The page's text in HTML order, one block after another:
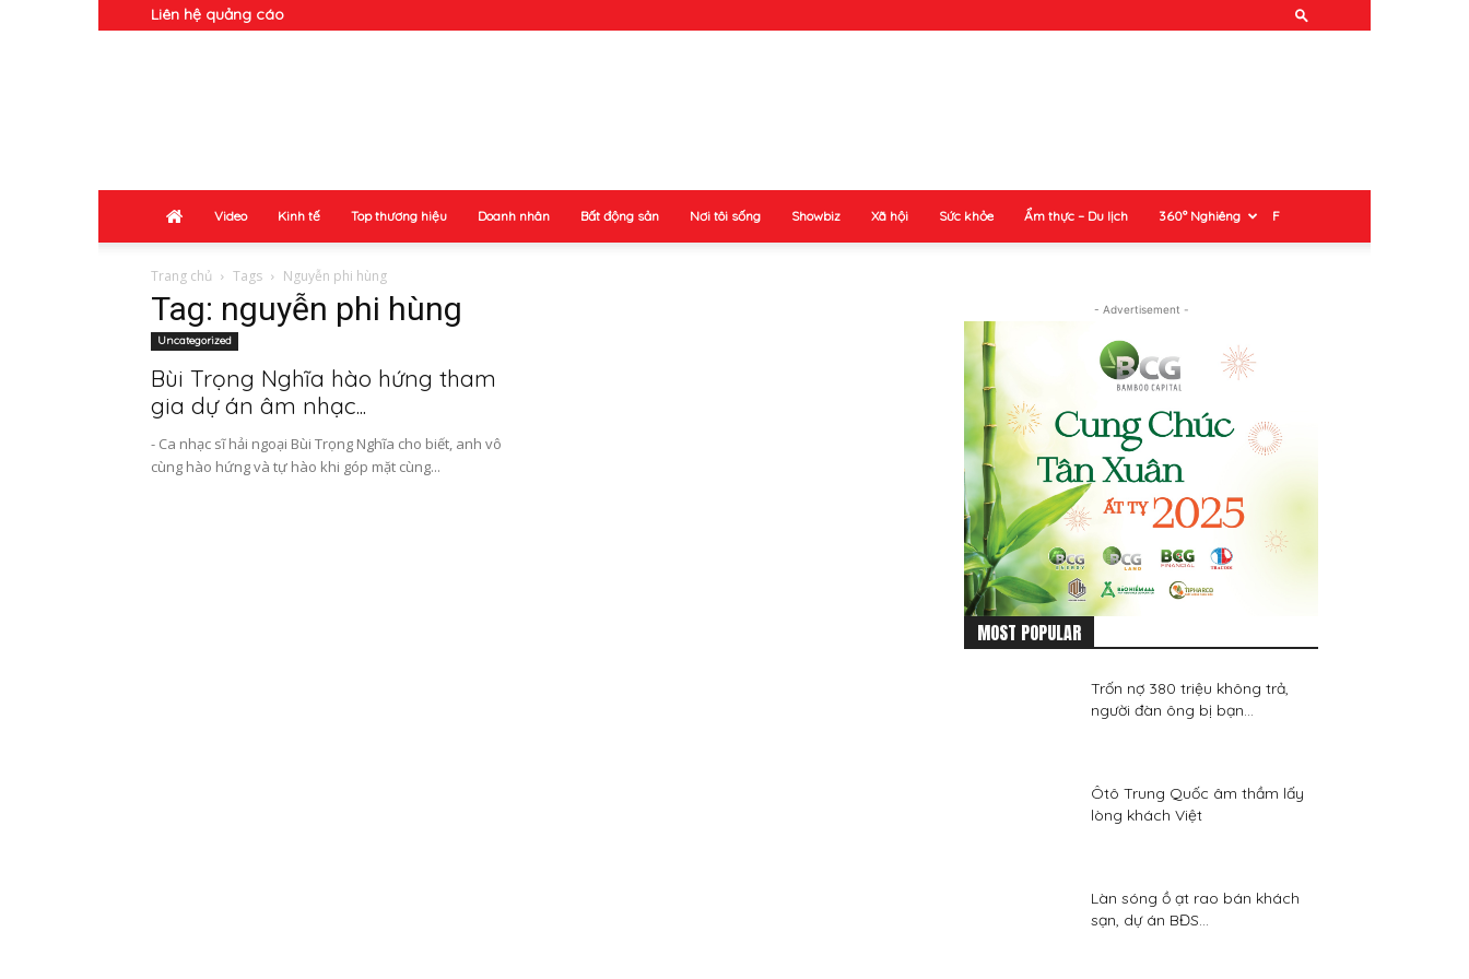
Liên hệ quảng cáo
Video Kinh tế Top thương hiệu Doanh nhân Bất động sản Nơi tôi sống Showbiz Xã hội Sức khỏe Ẩm thực – Du lịch 360° Nghiêng F
Trang chủ Tags Nguyễn phi hùng
Tag: nguyễn phi hùng
Uncategorized
Bùi Trọng Nghĩa hào hứng tham
gia dự án âm nhạc...
- Ca nhạc sĩ hải ngoại Bùi Trọng Nghĩa cho biết, anh vô
cùng hào hứng và tự hào khi góp mặt cùng...
- Advertisement -
MOST POPULAR
Trốn nợ 380 triệu không trả,
người đàn ông bị bạn...
Ôtô Trung Quốc âm thầm lấy
lòng khách Việt
Làn sóng ồ ạt rao bán khách
sạn, dự án BĐS...